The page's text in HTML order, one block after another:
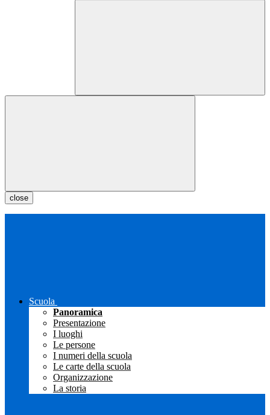
close
Scuola
Panoramica
Presentazione
I luoghi
Le persone
I numeri della scuola
Le carte della scuola
Organizzazione
La storia